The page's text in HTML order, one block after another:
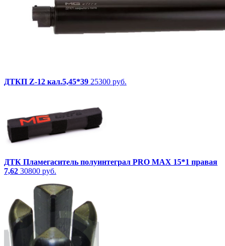
ДТКП Z-12 кал.5,45*39 25300 руб.
ДТК Пламегаситель полуинтеграл PRO MAX 15*1 правая
7,62 30800 руб.